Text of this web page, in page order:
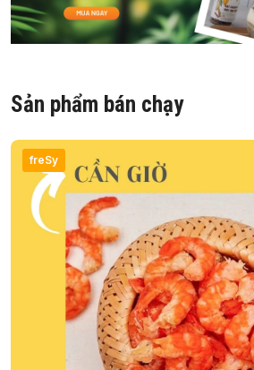
Sản phẩm bán chạy
freSy